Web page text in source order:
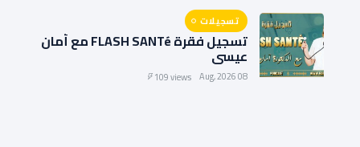
تسجيلات
تسجيل فقرة FLASH SANTé مع أمان
عيسى
08 Aug, 2026
109 views